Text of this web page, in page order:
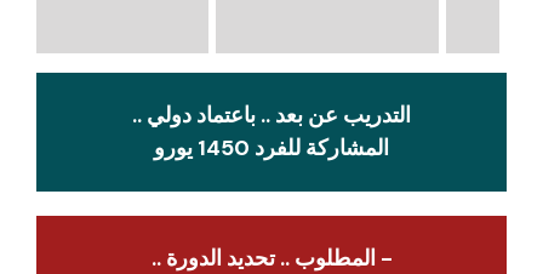
التدريب عن بعد .. باعتماد دولي ..
المشاركة للفرد 1450 يورو
- المطلوب .. تحديد الدورة ..